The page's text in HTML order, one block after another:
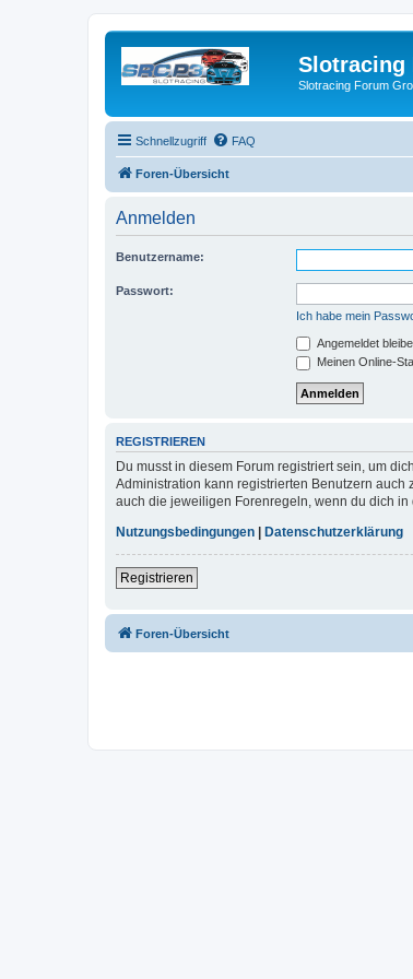
Slotracing
Slotracing Forum
Schnellzugriff FAQ
Foren-Übersicht
Anmelden
Benutzername:
Passwort:
Ich habe mein
Angemeldet
Meinen Online-
REGISTRIEREN
Du musst in diesem Forum registriert sein, um
Administration kann registrierten Benutzern
auch die jeweiligen Forenregeln, wenn du dich in
Nutzungsbedingungen
Datenschutzerklärung
Registrieren
Foren-Übersicht